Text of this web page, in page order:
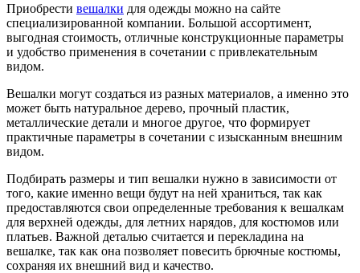
Приобрести вешалки для одежды можно на сайте
специализированной компании. Большой ассортимент,
выгодная стоимость, отличные конструкционные параметры
и удобство применения в сочетании с привлекательным
видом.
Вешалки могут создаться из разных материалов, а именно это
может быть натуральное дерево, прочный пластик,
металлические детали и многое другое, что формирует
практичные параметры в сочетании с изысканным внешним
видом.
Подбирать размеры и тип вешалки нужно в зависимости от
того, какие именно вещи будут на ней храниться, так как
предоставляются свои определенные требования к вешалкам
для верхней одежды, для летних нарядов, для костюмов или
платьев. Важной деталью считается и перекладина на
вешалке, так как она позволяет повесить брючные костюмы,
сохраняя их внешний вид и качество.